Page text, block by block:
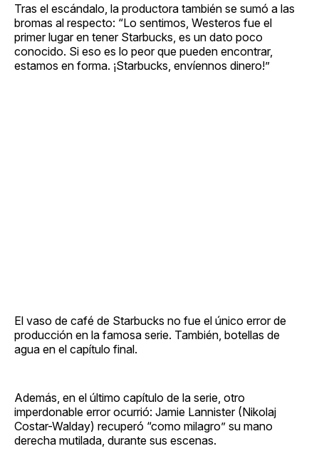
Tras el escándalo, la productora también se sumó a las
bromas al respecto: “Lo sentimos, Westeros fue el
primer lugar en tener Starbucks, es un dato poco
conocido. Si eso es lo peor que pueden encontrar,
estamos en forma. ¡Starbucks, envíennos dinero!”
El vaso de café de Starbucks no fue el único error de
producción en la famosa serie. También, botellas de
agua en el capítulo final.
Además, en el último capítulo de la serie, otro
imperdonable error ocurrió: Jamie Lannister (Nikolaj
Costar-Walday) recuperó “como milagro” su mano
derecha mutilada, durante sus escenas.